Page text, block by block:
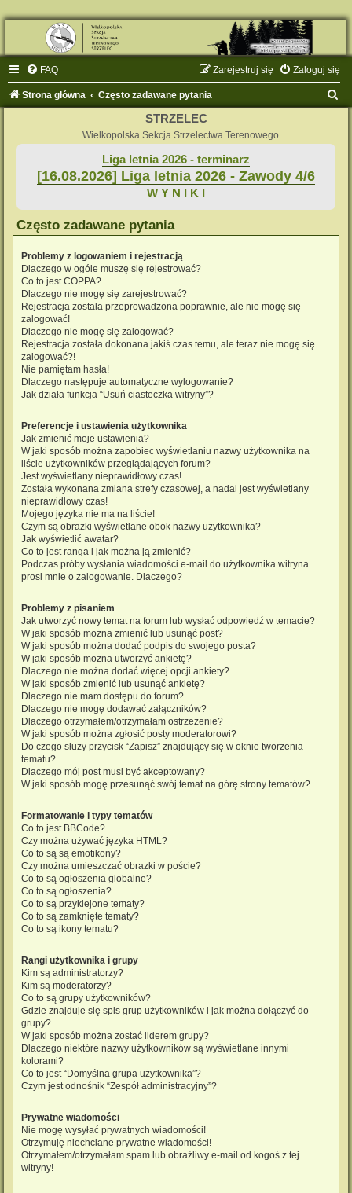
FAQ Zaloguj się
Zarejestruj się
Strona główna Często zadawane pytania
STRZELEC
Wielkopolska Sekcja Strzelectwa Terenowego
Liga letnia 2026 - terminarz
[16.08.2026] Liga letnia 2026 - Zawody 4/6
W Y N I K I
Często zadawane pytania
Problemy z logowaniem i rejestracją
Dlaczego w ogóle muszę się rejestrować?
Co to jest COPPA?
Dlaczego nie mogę się zarejestrować?
Rejestracja została przeprowadzona poprawnie, ale nie mogę się
zalogować!
Dlaczego nie mogę się zalogować?
Rejestracja została dokonana jakiś czas temu, ale teraz nie mogę się
zalogować?!
Nie pamiętam hasła!
Dlaczego następuje automatyczne wylogowanie?
Jak działa funkcja “Usuń ciasteczka witryny”?
Preferencje i ustawienia użytkownika
Jak zmienić moje ustawienia?
W jaki sposób można zapobiec wyświetlaniu nazwy użytkownika na
liście użytkowników przeglądających forum?
Jest wyświetlany nieprawidłowy czas!
Została wykonana zmiana strefy czasowej, a nadal jest wyświetlany
nieprawidłowy czas!
Mojego języka nie ma na liście!
Czym są obrazki wyświetlane obok nazwy użytkownika?
Jak wyświetlić awatar?
Co to jest ranga i jak można ją zmienić?
Podczas próby wysłania wiadomości e-mail do użytkownika witryna
prosi mnie o zalogowanie. Dlaczego?
Problemy z pisaniem
Jak utworzyć nowy temat na forum lub wysłać odpowiedź w temacie?
W jaki sposób można zmienić lub usunąć post?
W jaki sposób można dodać podpis do swojego posta?
W jaki sposób można utworzyć ankietę?
Dlaczego nie można dodać więcej opcji ankiety?
W jaki sposób zmienić lub usunąć ankietę?
Dlaczego nie mam dostępu do forum?
Dlaczego nie mogę dodawać załączników?
Dlaczego otrzymałem/otrzymałam ostrzeżenie?
W jaki sposób można zgłosić posty moderatorowi?
Do czego służy przycisk “Zapisz” znajdujący się w oknie tworzenia
tematu?
Dlaczego mój post musi być akceptowany?
W jaki sposób mogę przesunąć swój temat na górę strony tematów?
Formatowanie i typy tematów
Co to jest BBCode?
Czy można używać języka HTML?
Co to są są emotikony?
Czy można umieszczać obrazki w poście?
Co to są ogłoszenia globalne?
Co to są ogłoszenia?
Co to są przyklejone tematy?
Co to są zamknięte tematy?
Co to są ikony tematu?
Rangi użytkownika i grupy
Kim są administratorzy?
Kim są moderatorzy?
Co to są grupy użytkowników?
Gdzie znajduje się spis grup użytkowników i jak można dołączyć do
grupy?
W jaki sposób można zostać liderem grupy?
Dlaczego niektóre nazwy użytkowników są wyświetlane innymi
kolorami?
Co to jest “Domyślna grupa użytkownika”?
Czym jest odnośnik “Zespół administracyjny”?
Prywatne wiadomości
Nie mogę wysyłać prywatnych wiadomości!
Otrzymuję niechciane prywatne wiadomości!
Otrzymałem/otrzymałam spam lub obraźliwy e-mail od kogoś z tej
witryny!